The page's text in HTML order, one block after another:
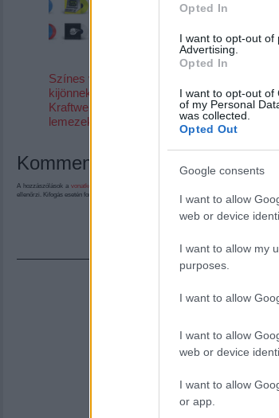
Opted In
I want to opt-out of
Advertising.
Opted In
I want to opt-out of
of my Personal
was collected.
Opted Out
Google consents
I want to allow
web or device
I want to allow my
purposes.
I want to allow
I want to allow
web or device
I want to allow
or app.
Színes vinylen
kijönnek újra a
Kraftwerk-
lemezek
Kommentek:
A hozzászólások a vonatkozó jogszabályok
ellenőrzi. Kifogás esetén forduljon a blog szerkesztőjéhez. Részletek aFelhasználási feltételekben